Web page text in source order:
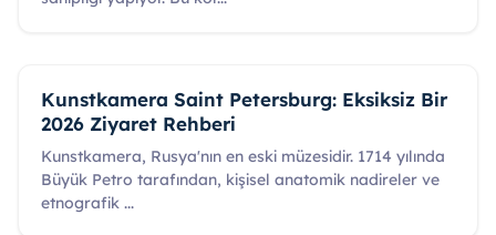
Kunstkamera Saint Petersburg: Eksiksiz Bir
2026 Ziyaret Rehberi
Kunstkamera, Rusya'nın en eski müzesidir. 1714 yılında
Büyük Petro tarafından, kişisel anatomik nadireler ve
etnografik ...